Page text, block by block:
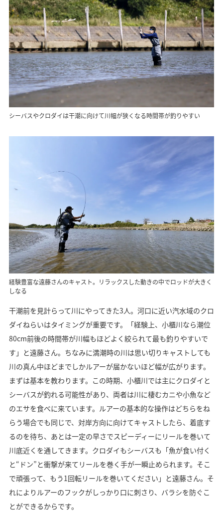
シーバスやクロダイは干潮に向けて川幅が狭くなる時間帯が釣りやすい
経験豊富な遠藤さんのキャスト。リラックスした動きの中でロッドが大きく
しなる
干潮前を見計らって川にやってきた3人。河口に近い汽水域のクロ
ダイねらいはタイミングが重要です。「経験上、小櫃川なら潮位
80cm前後の時間帯が川幅もほどよく絞られて最も釣りやすいで
す」と遠藤さん。ちなみに満潮時の川は思い切りキャストしても
川の真ん中ほどまでしかルアーが届かないほど幅が広がります。
まずは基本を教わります。この時期、小櫃川では主にクロダイと
シーバスが釣れる可能性があり、両者は川に棲むカニや小魚など
のエサを食べに来ています。ルアーの基本的な操作はどちらをね
らう場合でも同じで、対岸方向に向けてキャストしたら、着底す
るのを待ち、あとは一定の早さでスピーディーにリールを巻いて
川底近くを通してきます。クロダイもシーバスも「魚が食い付く
と“ドン”と衝撃が来てリールを巻く手が一瞬止められます。そこ
で頑張って、もう1回転リールを巻いてください」と遠藤さん。そ
れによりルアーのフックがしっかり口に刺さり、バラシを防ぐこ
とができるからです。